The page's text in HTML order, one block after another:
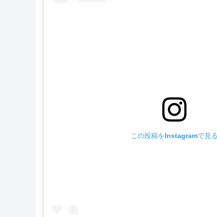
この投稿をInstagramで見